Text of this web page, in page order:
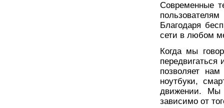
Современные
Благодаря
сети в любом
Когда мы
передвигаться
позволяет
ноутбуки,
движении. Мы
зависимо от